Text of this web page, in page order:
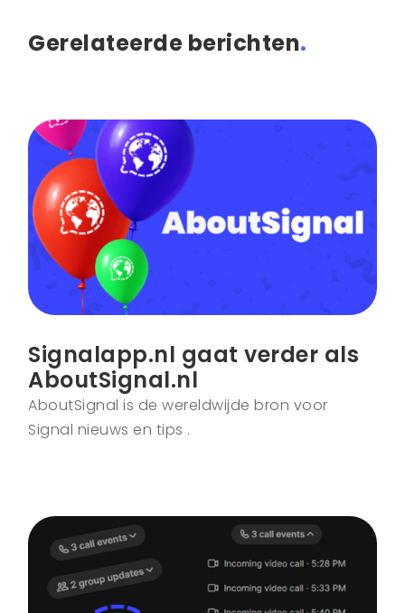
Gerelateerde berichten.
Signalapp.nl gaat verder als
AboutSignal.nl
AboutSignal is de wereldwijde bron voor
Signal nieuws en tips .